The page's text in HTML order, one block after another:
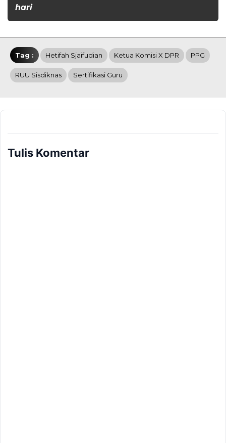
hari
Tag : Hetifah Sjaifudian Ketua Komisi X DPR PPG
RUU Sisdiknas Sertifikasi Guru
Tulis Komentar